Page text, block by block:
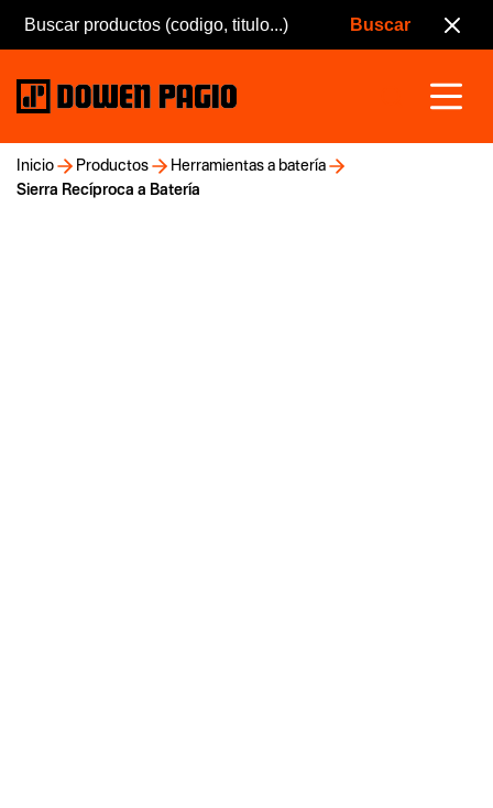
Inicio Productos
Herramientas a batería
Sierra Recíproca a Batería